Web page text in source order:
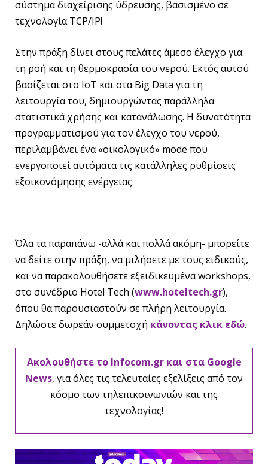
σύστημα διαχείρισης ύδρευσης, βασισμένο σε
τεχνολογία TCP/IP!
Στην πράξη δίνει στους πελάτες άμεσο έλεγχο για
τη ροή και τη θερμοκρασία του νερού. Εκτός αυτού
βασίζεται στο IoT και στα Big Data για τη
λειτουργία του, δημιουργώντας παράλληλα
στατιστικά χρήσης και κατανάλωσης. Η δυνατότητα
προγραμματισμού για τον έλεγχο του νερού,
περιλαμβάνει ένα «οικολογικό» mode που
ενεργοποιεί αυτόματα τις κατάλληλες ρυθμίσεις
εξοικονόμησης ενέργειας.
Όλα τα παραπάνω -αλλά και πολλά ακόμη- μπορείτε
να δείτε στην πράξη, να μιλήσετε με τους ειδικούς,
και να παρακολουθήσετε εξειδικευμένα workshops,
στο συνέδριο Hotel Tech (www.hoteltech.gr),
όπου θα παρουσιαστούν σε πλήρη λειτουργία.
Δηλώστε δωρεάν συμμετοχή κάνοντας κλικ εδώ.
Ακολουθήστε το Infocom.gr και στα Google
News, για όλες τις τελευταίες εξελίξεις από τον
κόσμο των τηλεπικοινωνιών και της
τεχνολογίας!